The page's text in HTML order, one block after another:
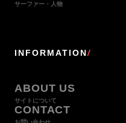
サーファー・人物
INFORMATION/
ABOUT US
サイトについて
CONTACT